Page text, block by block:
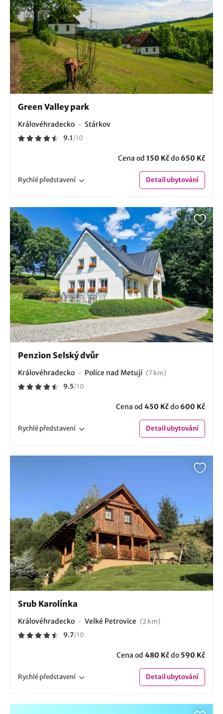
Green Valley park
Královéhradecko Stárkov
9.1/10
Cena od 150 Kčdo 650 Kč
Rychlépředstavení Detailubytování
Penzion Selský dvůr
Královéhradecko Police nad Metují (7 km)
9.5/10
Cena od 450 Kčdo 600 Kč
Rychlépředstavení Detailubytování
Srub Karolínka
Královéhradecko Velké Petrovice (2 km)
9.7/10
Cena od 480 Kčdo 590 Kč
Rychlépředstavení Detailubytování